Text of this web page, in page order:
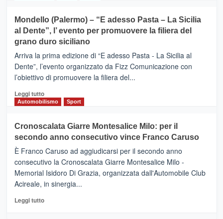
e
messaggi
di
CASTIGLIONE
DI
SICILIA
(Ct)
–
Il
Borgo
Gusto,
il
tra
sapori
vicoli
medievali
Mondello (Palermo) – “E adesso Pasta – La Sicilia
al Dente”, l’ evento per promuovere la filiera del
grano duro siciliano
Arriva la prima edizione di “E adesso Pasta - La Sicilia al
Dente”, l’evento organizzato da Fizz Comunicazione con
l’obiettivo di promuovere la filiera del...
Leggi tuttoLeggi
di
Mondello
(Palermo)
–
“E
adesso
Pasta
–
Sicilia
Automobilismo Sport
Cronoscalata Giarre Montesalice Milo: per il
secondo anno consecutivo vince Franco Caruso
È Franco Caruso ad aggiudicarsi per il secondo anno
consecutivo la Cronoscalata Giarre Montesalice Milo -
Memorial Isidoro Di Grazia, organizzata dall'Automobile Club
Acireale, in sinergia...
Leggi tuttoLeggi